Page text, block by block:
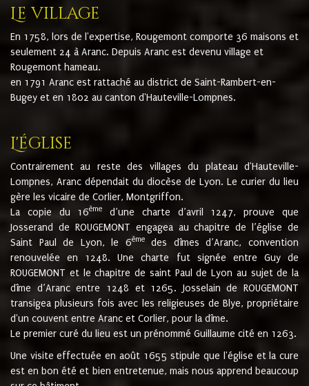
Le village
En 1758, lors de l'expertise, Rougemont comporte 36 maisons et
seulement 24 à Aranc. Depuis Aranc est devenu village et
Rougemont hameau.
en 1791 Aranc est rattaché au district de Saint-Rambert-en-
Bugey et en 1802 au canton d'Hauteville-Lompnes.
L'église
Contrairement au reste des villages du plateau d'Hauteville-
Lompnes, Aranc dépendait du diocèse de Lyon. Le curier du lieu
gère les vicaire de Corlier, Montgriffon.
La copie du 16ème
d’une charte d’avril 1247, prouve que
Josserand de ROUGEMONT engagea au chapitre de l’église de
Saint Paul de Lyon, le 6èmedes dîmes d’Aranc, convention
renouvelée en 1248. Une charte fut signée entre Guy de
ROUGEMONT et le chapitre de saint Paul de Lyon au sujet de la
dîme d’Aranc entre 1248 et 1265. Josselain de ROUGEMONT
transigea plusieurs fois avec les religieuses de Blye, propriétaire
d'un couvent entre Aranc et Corlier, pour la dîme.
Le premier curé du lieu est un prénommé Guillaume cité en 1263.
Une visite effectuée en août 1655 stipule que l'église et la cure
est en bon été et bien entretenue, mais nous apprend beaucoup